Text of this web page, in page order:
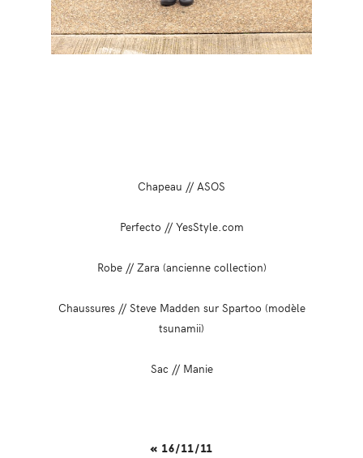
Chapeau // ASOS
Perfecto // YesStyle.com
Robe // Zara (ancienne collection)
Chaussures // Steve Madden sur Spartoo (modèle
tsunamii)
Sac // Manie
« 16/11/11